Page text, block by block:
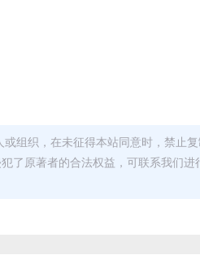
组织，在未征得本站同意时，禁止
了原著者的合法权益，可联系我们进